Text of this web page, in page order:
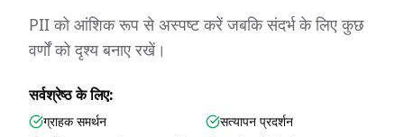
PII को आंशिक रूप से अस्पष्ट करें जबकि संदर्भ के लिए कुछ
वर्णों को दृश्य बनाए रखें।
सर्वश्रेष्ठ के लिए:
ग्राहक समर्थन
सत्यापन प्रदर्शन